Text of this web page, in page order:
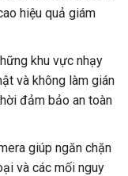
hiệu quả giám
khu vực nhạy
và không làm gián
đảm bảo an toàn
giúp ngăn chặn
và các mối nguy